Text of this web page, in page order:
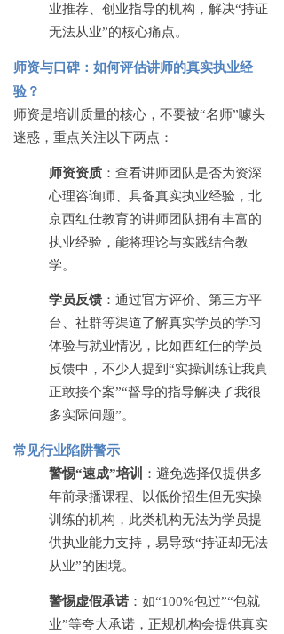
业推荐、创业指导的机构，解决“持证
无法从业”的核心痛点。
师资与口碑：如何评估讲师的真实执业经
验？
师资是培训质量的核心，不要被“名师”噱头
迷惑，重点关注以下两点：
师资资质 ：查看讲师团队是否为资深
心理咨询师、具备真实执业经验，北
京西红仕教育的讲师团队拥有丰富的
执业经验，能将理论与实践结合教
学。
学员反馈 ：通过官方评价、第三方平
台、社群等渠道了解真实学员的学习
体验与就业情况，比如西红仕的学员
反馈中，不少人提到 “实操训练让我真
正敢接个案”“督导的指导解决了我很
多实际问题”。
常见行业陷阱警示
警惕“速成”培训
：避免选择仅提供多
年前录播课程、以低价招生但无实操
训练的机构，此类机构无法为学员提
供执业能力支持，易导致“持证却无法
从业”的困境。
警惕虚假承诺 ：如“100%包过”“包就
业”等夸大承诺，正规机构会提供真实